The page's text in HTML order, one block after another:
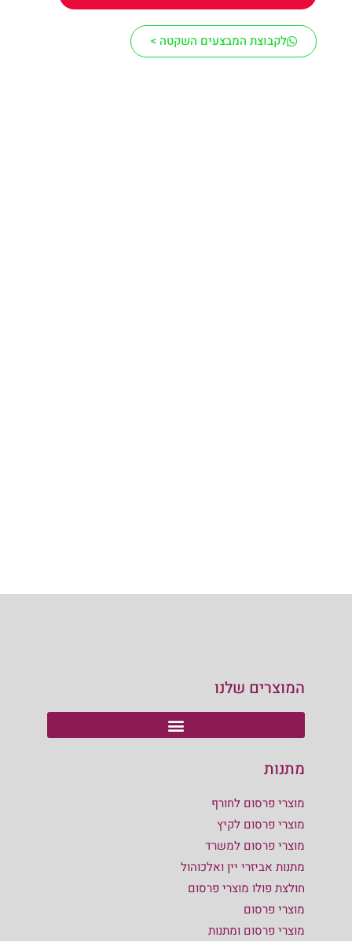
לקבוצת המבצעים השקטה >
המוצרים שלנו
מתנות
מוצרי פרסום לחורף
מוצרי פרסום לקיץ
מוצרי פרסום למשרד
מתנות אביזרי יין ואלכוהול
חולצת פולו מוצרי פרסום
מוצרי פרסום
מוצרי פרסום ומתנות